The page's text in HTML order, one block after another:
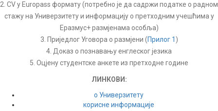
2. CV у Europass формату (потребно је да садржи податке о радном
стажу на Универзитету и информацију о претходним учешћима у
Еразмус+ размјенама особља)
3. Приједлог Уговора о размјени (Прилог 1 )
4. Доказ о познавању енглеског језика
5. Оцјену студентске анкете из претходне године
ЛИНКОВИ:
о Универзитету
корисне информације